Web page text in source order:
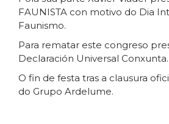
FAUNISTA con motivo do Dia
Faunismo.
Para rematar este congreso
Declaración Universal Conxunta.
O fin de festa tras a clausura
do Grupo Ardelume.